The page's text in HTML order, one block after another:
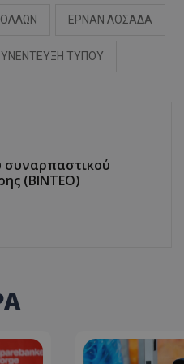
ΕΡΝΑΝ ΛΟΣΑΔΑ
ΤΥΠΟΥ
συναρπαστικού
(ΒΙΝΤΕΟ)